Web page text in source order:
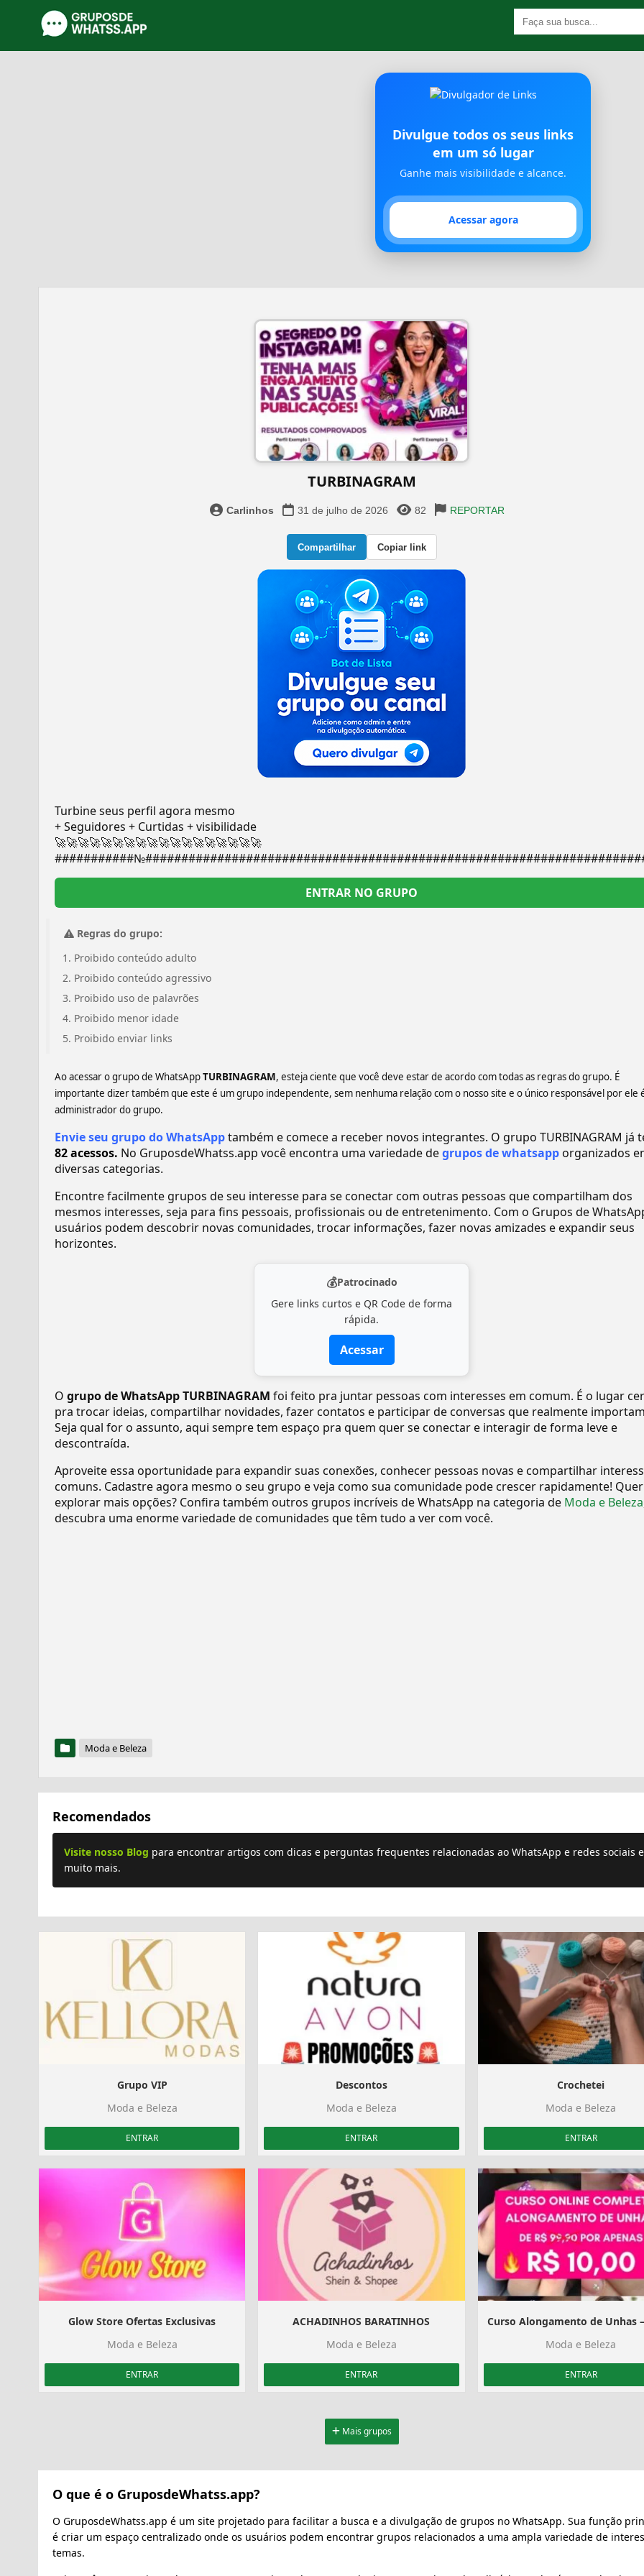
Divulgue todos os seus links
em um só lugar
Ganhe mais visibilidade e alcance.
Acessar agora
TURBINAGRAM
Carlinhos 31 de julho de 2026 82 REPORTAR
Compartilhar Copiar link
Turbine seus perfil agora mesmo
+ Seguidores + Curtidas + visibilidade
🚀🚀🚀🚀🚀🚀🚀🚀🚀🚀🚀🚀🚀🚀🚀🚀🚀🚀
ENTRAR NO GRUPO
Regras do grupo:
Proibido conteúdo adulto
Proibido conteúdo agressivo
Proibido uso de palavrões
Proibido menor idade
Proibido enviar links
Ao acessar o grupo de WhatsAppTURBINAGRAM, esteja ciente que você deve estar de acordo com todas as regras do grupo. É
importante dizer também que este é um grupo independente, sem nenhuma relação com o nosso site e o único responsável por ele
administrador do grupo.
Envie seu grupo do WhatsApptambém e comece a receber novos integrantes. O grupo TURBINAGRAM já
82 acessos. No GruposdeWhatss.app você encontra uma variedade degrupos de whatsapporganizados
diversas categorias.
Encontre facilmente grupos de seu interesse para se conectar com outras pessoas que compartilham dos
mesmos interesses, seja para fins pessoais, profissionais ou de entretenimento. Com o Grupos de
usuários podem descobrir novas comunidades, trocar informações, fazer novas amizades e expandir seus
horizontes.
💰Patrocinado
Gere links curtos e QR Code de forma
rápida.
Acessar
O grupo de WhatsApp TURBINAGRAM foi feito pra juntar pessoas com interesses em comum. É o lugar
pra trocar ideias, compartilhar novidades, fazer contatos e participar de conversas que realmente
Seja qual for o assunto, aqui sempre tem espaço pra quem quer se conectar e interagir de forma leve e
descontraída.
Aproveite essa oportunidade para expandir suas conexões, conhecer pessoas novas e compartilhar
comuns. Cadastre agora mesmo o seu grupo e veja como sua comunidade pode crescer rapidamente! Quer
explorar mais opções? Confira também outros grupos incríveis de WhatsApp na categoria de Moda e Beleza
descubra uma enorme variedade de comunidades que têm tudo a ver com você.
Moda e Beleza
Recomendados
Visite nosso Blog para encontrar artigos com dicas e perguntas frequentes relacionadas ao WhatsApp e redes sociais e
muito mais.
Grupo VIP
Moda e Beleza
ENTRAR
Descontos
Moda e Beleza
ENTRAR
Crochetei
Moda e Beleza
ENTRAR
Glow Store Ofertas Exclusivas
Moda e Beleza
ENTRAR
ACHADINHOS BARATINHOS
Moda e Beleza
ENTRAR
Moda e Beleza
ENTRAR
Mais grupos
O que é o GruposdeWhatss.app?
O GruposdeWhatss.app é um site projetado para facilitar a busca e a divulgação de grupos no WhatsApp. Sua função
é criar um espaço centralizado onde os usuários podem encontrar grupos relacionados a uma ampla variedade de
temas.